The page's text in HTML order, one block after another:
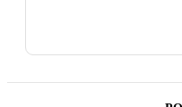
d’approfondir vos
fiabiliser vos